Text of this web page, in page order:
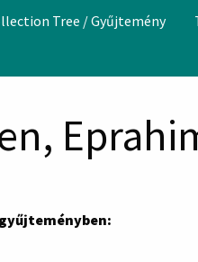
Tree / Gyűjtemény